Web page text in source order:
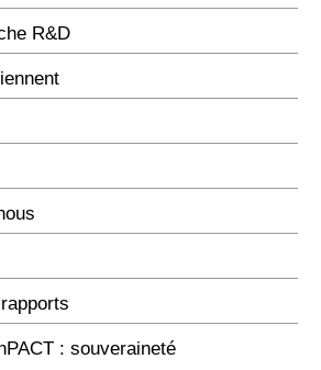
R&D
: souveraineté